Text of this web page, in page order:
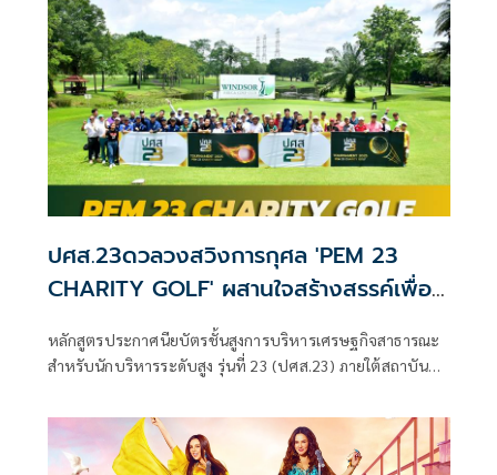
ร่วมบริจาคสมทบทุน
ปศส.23ดวลวงสวิงการกุศล 'PEM 23
CHARITY GOLF' ผสานใจสร้างสรรค์เพื่อ
หลักสูตรประกาศนียบัตรชั้นสูงการบริหารเศรษฐกิจสาธารณะ
สำหรับนักบริหารระดับสูง รุ่นที่ 23 (ปศส.23) ภายใต้สถาบัน
CHARITY GOLF” เมื่อสัปดาห์ที่ผ่านมา ณ สนาม Windsor Park
& Golf Club โดยมีวัตถุประสงค์เพื่อเสริมสร้างความสามัคคี และ
ส่งเสริมเครือข่ายความสัมพันธ์ระหว่างนักศึกษาในหลักสูตร